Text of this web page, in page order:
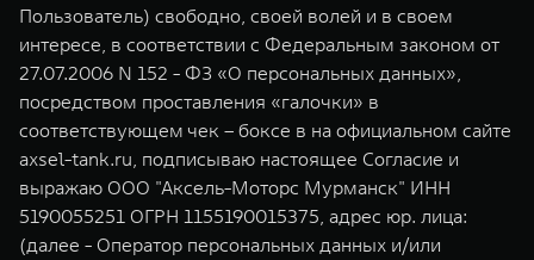
TANK 300
Следуй за открытиями
от 3 999 000 ₽
TANK 400
За пределы возможного
от 5 599 000 ₽
Спецпредложения
Конфигуратор
Тест-драйв
Зарядные станции
ПОКУПКА АВТОМОБИЛЯ
Гарантия
Помощь на дороге
СЕРВИС
Калькулятор ТО
Нулевое ТО
О нас
35 лет GWM
GWM ТЕХ ДЕНЬ
Новости
Пользователь) свободно, своей волей и в своем
интересе, в соответствии с Федеральным законом от
27.07.2006 N 152 - ФЗ «О персональных данных»,
посредством проставления «галочки» в
соответствующем чек – боксе в на официальном сайте
axsel-tank.ru, подписываю настоящее Согласие и
выражаю ООО "Аксель-Моторс Мурманск" ИНН
5190055251 ОГРН 1155190015375, адрес юр. лица:
(далее - Оператор персональных данных и/или